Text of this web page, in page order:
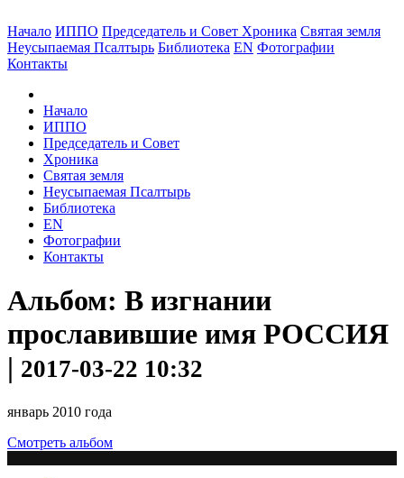
Начало ИППО Председатель и Совет Хроника Святая земля
Неусыпаемая Псалтырь Библиотека EN Фотографии
Контакты
Начало
ИППО
Председатель и Совет
Хроника
Святая земля
Неусыпаемая Псалтырь
Библиотека
EN
Фотографии
Контакты
Альбом: В изгнании
прославившие имя РОССИЯ
| 2017-03-22 10:32
январь 2010 года
Смотреть альбом